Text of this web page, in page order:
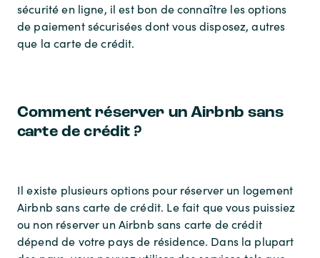
sécurité en ligne, il est bon de connaître les options
de paiement sécurisées dont vous disposez, autres
que la carte de crédit.
Comment réserver un Airbnb sans
carte de crédit ?
Il existe plusieurs options pour réserver un logement
Airbnb sans carte de crédit. Le fait que vous puissiez
ou non réserver un Airbnb sans carte de crédit
dépend de votre pays de résidence. Dans la plupart